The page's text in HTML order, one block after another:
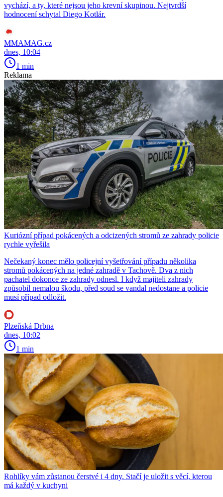
vychází, a ty, které nejsou jeho krevní skupinou. Nejtvrdší
hodnocení schytal Diego Kotlár.
MMAMAG.cz
dnes, 10:04
1 min
Reklama
Kuriózní případ pokácených a odcizených stromů ze zahrady policie
rychle vyřešila
Nečekaný konec mělo policejní vyšetřování případu několika
stromů pokácených na jedné zahradě v Tachově. Dva z nich
pachatel dokonce ze zahrady odnesl. I když majiteli zahrady
způsobil nemalou škodu, před soud se vandal nedostane a policie
musí případ odložit.
Plzeňská Drbna
dnes, 10:02
1 min
Rohlíky vám zůstanou čerstvé i 4 dny. Stačí je uložit s věcí, kterou
má každý v kuchyni